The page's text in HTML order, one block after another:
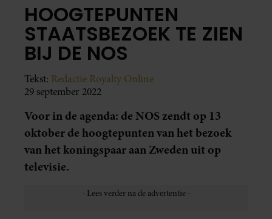
HOOGTEPUNTEN
STAATSBEZOEK TE ZIEN
BIJ DE NOS
Tekst: Redactie Royalty Online
29 september 2022
Voor in de agenda: de NOS zendt op 13
oktober de hoogtepunten van het bezoek
van het koningspaar aan Zweden uit op
televisie.